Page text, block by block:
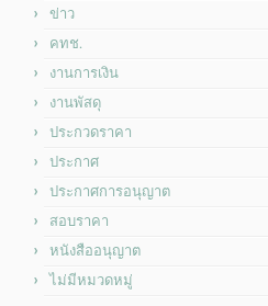
ข่าว
คทช.
งานการเงิน
งานพัสดุ
ประกวดราคา
ประกาศ
ประกาศการอนุญาต
สอบราคา
หนังสืออนุญาต
ไม่มีหมวดหมู่